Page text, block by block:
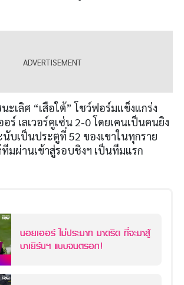
ะเลิศ “เสือใต้” โชว์ฟอร์มแข็งแกร่ง
ร์ เลเวอร์คูเซ่น 2-0 โดยเคนเป็นคนยิง
บเป็นประตูที่ 52 ของเขาในทุกราย
มผ่านเข้าสู่รอบชิงฯ เป็นทีมแรก
นอยเออร์ ไม่ประมาท มาดริด ที่จะมาสู้
บาเยิร์นฯ แบบจนตรอก!